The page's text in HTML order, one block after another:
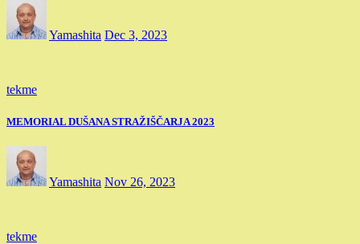
Yamashita Dec 3, 2023
tekme
MEMORIAL DUŠANA STRAŽIŠČARJA 2023
Yamashita Nov 26, 2023
tekme